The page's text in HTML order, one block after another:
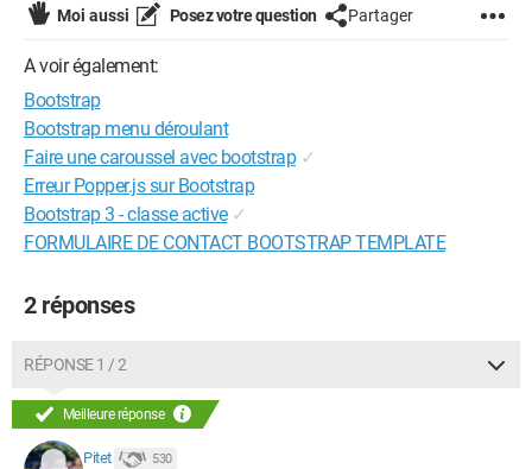
Moi aussi Posez votre question Partager
A voir également:
Bootstrap
Bootstrap menu déroulant
Faire une caroussel avec bootstrap ✓
Erreur Popper.js sur Bootstrap
Bootstrap 3 - classe active ✓
FORMULAIRE DE CONTACT BOOTSTRAP TEMPLATE
2 réponses
RÉPONSE 1 / 2
Meilleure réponse
Pitet 530